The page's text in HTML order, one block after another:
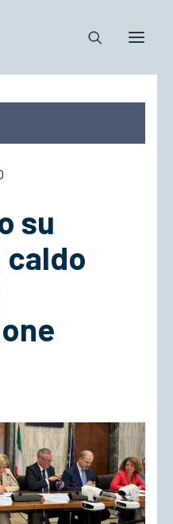
su
caldo